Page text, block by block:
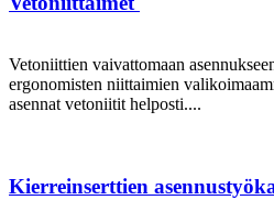
Vetoniittien vaivattomaan
ergonomisten niittaimien
asennat vetoniitit helposti....
Kierreinserttien